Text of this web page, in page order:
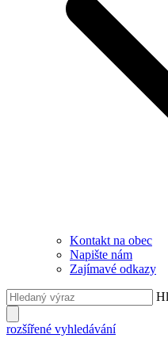
Kontakt na obec
Napište nám
Zajímavé odkazy
rozšířené vyhledávání